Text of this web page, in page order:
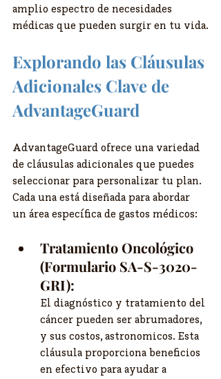
amplio espectro de necesidades
médicas que pueden surgir en tu vida.
Explorando las Cláusulas
Adicionales Clave de
AdvantageGuard
AdvantageGuard ofrece una variedad
de cláusulas adicionales que puedes
seleccionar para personalizar tu plan.
Cada una está diseñada para abordar
un área específica de gastos médicos:
Tratamiento Oncológico
(Formulario SA-S-3020-
GRI):
El diagnóstico y tratamiento del
cáncer pueden ser abrumadores,
y sus costos, astronomicos. Esta
cláusula proporciona beneficios
en efectivo para ayudar a